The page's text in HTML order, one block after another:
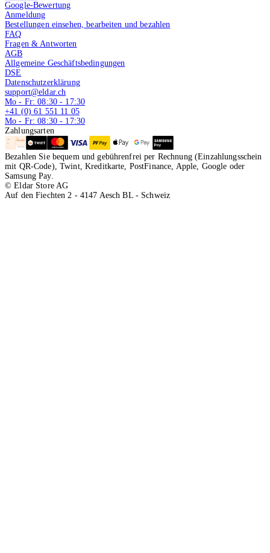
Google-Bewertung
Anmeldung
Bestellungen einsehen, bearbeiten und bezahlen
FAQ
Fragen & Antworten
AGB
Allgemeine Geschäftsbedingungen
DSE
Datenschutzerklärung
support@eldar.ch
Mo - Fr: 08:30 - 17:30
+41 (0) 61 551 11 05
Mo - Fr: 08:30 - 17:30
Zahlungsarten
Bezahlen Sie bequem und gebührenfrei per Rechnung (Einzahlungsschein
mit QR-Code), Twint, Kreditkarte, PostFinance, Apple, Google oder
Samsung Pay.
© Eldar Store AG
Auf den Fiechten 2 - 4147 Aesch BL - Schweiz